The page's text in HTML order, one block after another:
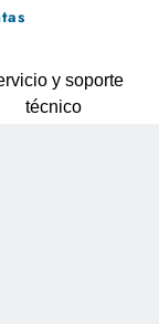
y soporte
técnico